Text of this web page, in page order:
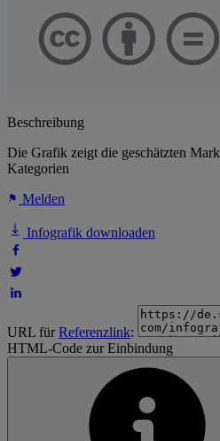
Beschreibung
Die Grafik zeigt die geschätzten
Kategorien
Melden
Infografik downloaden
URL fürReferenzlink:
HTML-Code zur Einbindung